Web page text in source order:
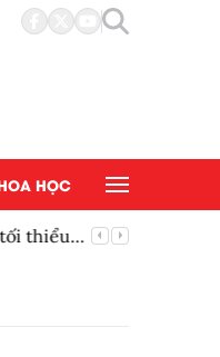
HỌC
thiểu